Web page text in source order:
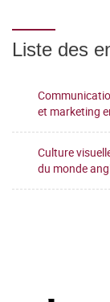
Liste des
et marketing
Culture
du monde